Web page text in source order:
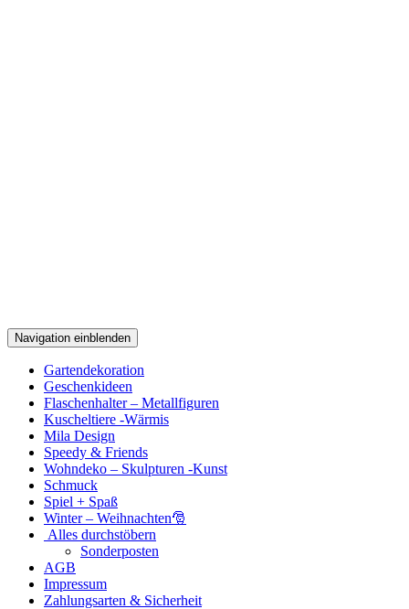
Navigation einblenden
Gartendekoration
Geschenkideen
Flaschenhalter – Metallfiguren
Kuscheltiere -Wärmis
Mila Design
Speedy & Friends
Wohndeko – Skulpturen -Kunst
Schmuck
Spiel + Spaß
Winter – Weihnachten🎅
Alles durchstöbern
Sonderposten
AGB
Impressum
Zahlungsarten & Sicherheit